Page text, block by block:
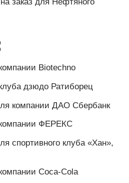
Lada Sport
AIMOL
VIATTI
для компании Таиф
Technic, г. Светлоград
компании Sport